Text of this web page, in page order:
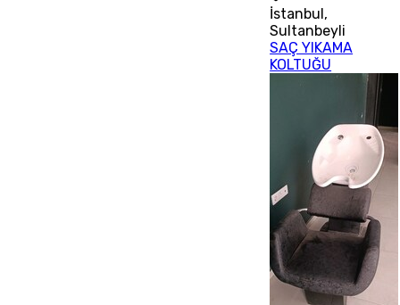
İstanbul,
Sultanbeyli
SAÇ YIKAMA
KOLTUĞU